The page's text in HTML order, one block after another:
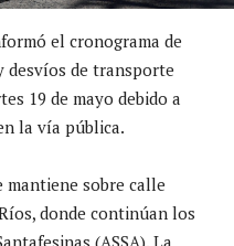
el cronograma de
desvíos de transporte
19 de mayo debido a
la vía pública.
mantiene sobre calle
donde continúan los
(ASSA). La